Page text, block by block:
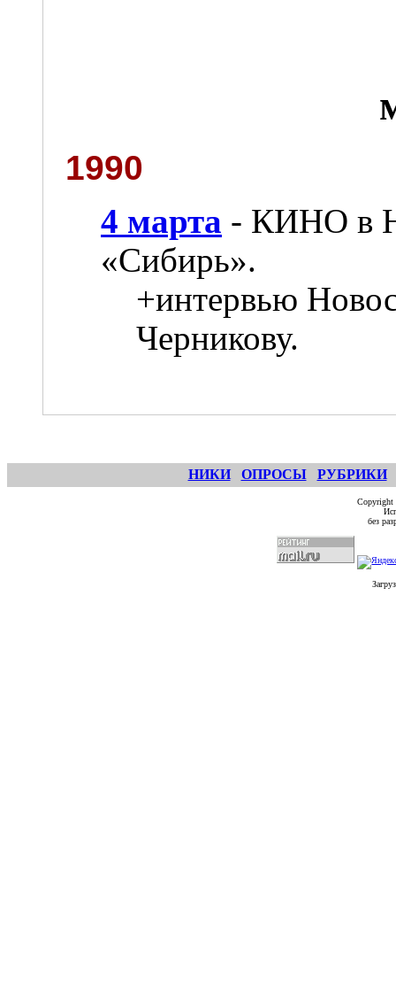
1990
4 марта - КИНО в
«Сибирь».
+интервью
Черникову.
НИКИ ОПРОСЫ РУБРИКИ
без